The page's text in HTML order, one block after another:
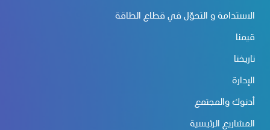
الاستدامة و التحوّل في قطاع الطاقة
قيمنا
تاريخنا
الإدارة
أدنوك والمجتمع
المشاريع الرئيسية